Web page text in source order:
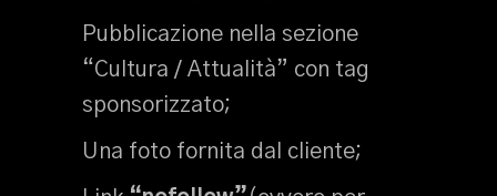
Pubblicazione nella sezione
“Cultura / Attualità” con tag
sponsorizzato;
Una foto fornita dal cliente;